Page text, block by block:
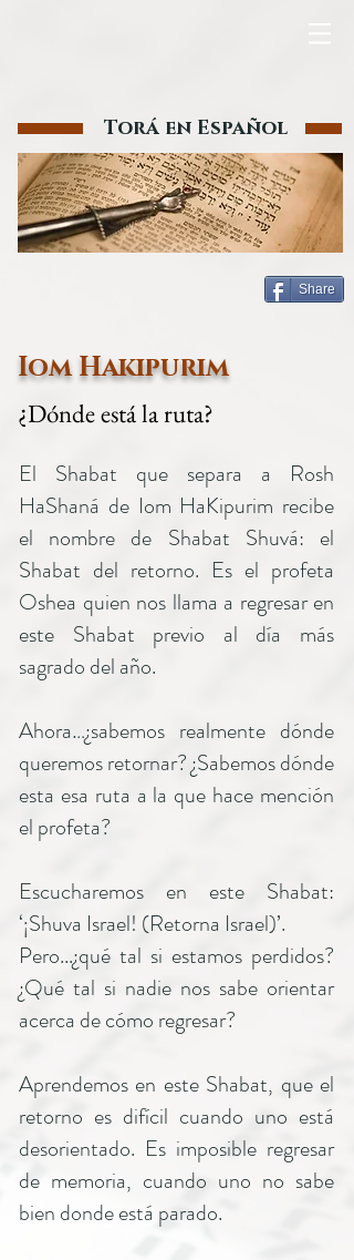
Share
Torá en Español
El Shabat que separa a Rosh
HaShaná de Iom HaKipurim recibe
el nombre de Shabat Shuvá: el
Shabat del retorno. Es el profeta
Oshea quien nos llama a regresar en
este Shabat previo al día más
sagrado del año.
Ahora…¿sabemos realmente dónde
queremos retornar? ¿Sabemos dónde
esta esa ruta a la que hace mención
el profeta?
Escucharemos en este Shabat:
‘¡Shuva Israel! (Retorna Israel)’.
Pero...¿qué tal si estamos perdidos?
¿Qué tal si nadie nos sabe orientar
acerca de cómo regresar?
Aprendemos en este Shabat, que el
retorno es difícil cuando uno está
desorientado. Es imposible regresar
de memoria, cuando uno no sabe
bien donde está parado.
Iom Hakipurim
¿Dónde está la ruta?